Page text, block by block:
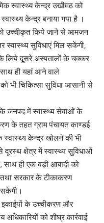
स्वास्थ्य केन्द्र उखीमठ को
केन्द्र बनाया गया है ।
को उच्चीकृत किये जाने से आमजन
स्वास्थ्य सुविधाएं मिल सकेंगी,
लिये दूसरे अस्पतालों के चक्कर
ही यहां आने वाले
को भी चिकित्सा सुविधा आसानी से
कि जनपद में स्वास्थ्य सेवाओं के
के तहत ग्राम पंचायत काण्डई
केन्द्र खोलने की भी
दूरस्थ क्षेत्र में स्वास्थ्य सुविधाओं
साथ ही एक बड़ी आबादी को
सरकार के टीकाकरण
इकाईयों के उच्चीकरण और
अधिकारियों को शीघ्र कार्रवाई